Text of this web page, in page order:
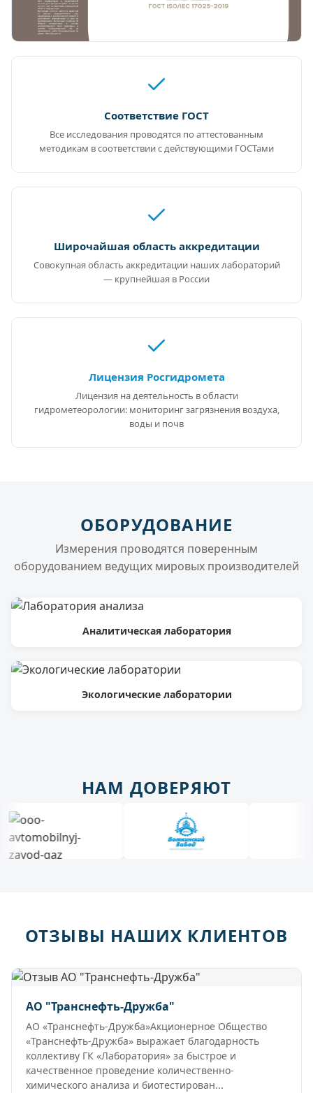
Соответствие ГОСТ
Все исследования проводятся по аттестованным
методикам в соответствии с действующими ГОСТами
Широчайшая область аккредитации
Совокупная область аккредитации наших лабораторий
— крупнейшая в России
Лицензия Росгидромета
Лицензия на деятельность в области
гидрометеорологии: мониторинг загрязнения воздуха,
воды и почв
ОБОРУДОВАНИЕ
Измерения проводятся поверенным
оборудованием ведущих мировых производителей
Аналитическая лаборатория
Экологические лаборатории
НАМ ДОВЕРЯЮТ
ОТЗЫВЫ НАШИХ КЛИЕНТОВ
АО "Транснефть-Дружба"
АО «Транснефть-Дружба»Акционерное Общество
«Транснефть-Дружба» выражает благодарность
коллективу ГК «Лаборатория» за быстрое и
качественное проведение количественно-
химического анализа и биотестирован...